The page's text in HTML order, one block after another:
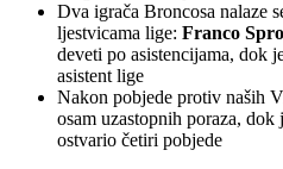
Dva igrača Broncosa nalaze
ljestvicama lige: Franco
deveti po asistencijama, dok
asistent lige
Nakon pobjede protiv naših
osam uzastopnih poraza,
ostvario četiri pobjede